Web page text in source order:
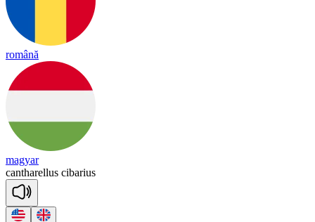
română
magyar
cantharellus cibarius